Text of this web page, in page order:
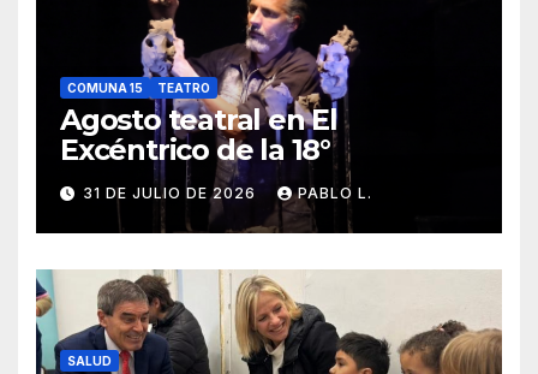
COMUNA 15 TEATRO
Agosto teatral en El
Excéntrico de la 18°
31 DE JULIO DE 2026 PABLO L.
SALUD